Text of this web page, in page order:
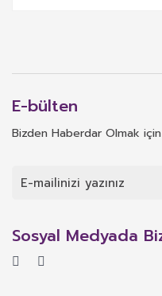
E-bülten
Bizden Haberdar Olmak
Sosyal Medyada